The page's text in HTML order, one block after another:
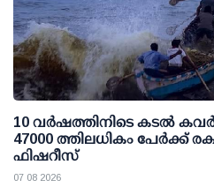
10 വര്‍ഷത്തിനിടെ കടല്‍
47000 ത്തിലധികം പേര്‍ക്ക്
ഫിഷറീസ്
07 08 2026